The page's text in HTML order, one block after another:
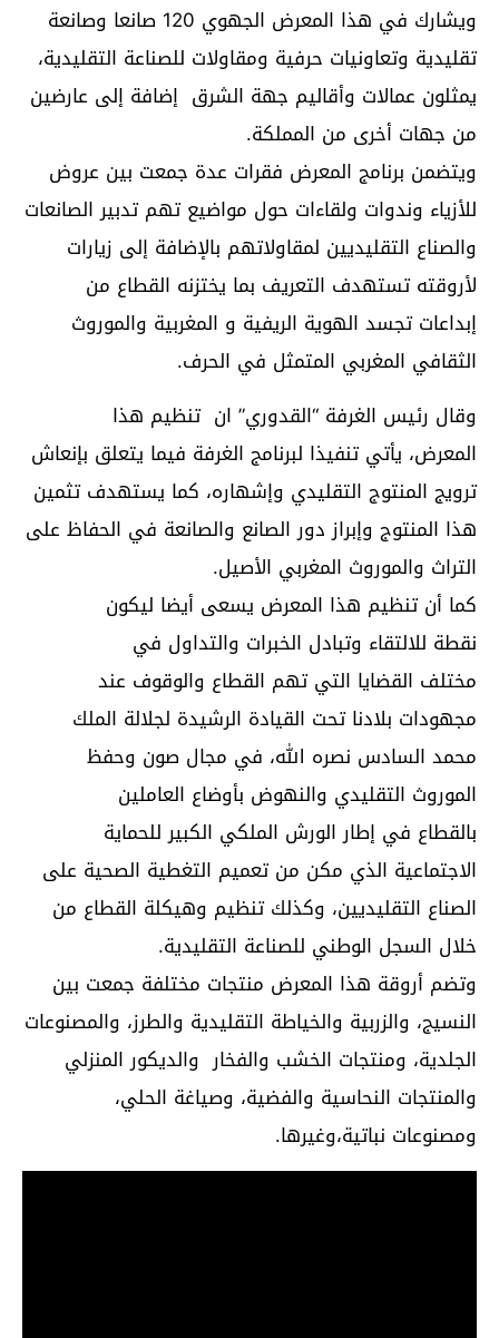
ويشارك في هذا المعرض الجهوي 120 صانعا وصانعة
تقليدية وتعاونيات حرفية ومقاولات للصناعة التقليدية،
يمثلون عمالات وأقاليم جهة الشرق إضافة إلى عارضين
من جهات أخرى من المملكة.
ويتضمن برنامج المعرض فقرات عدة جمعت بين عروض
للأزياء وندوات ولقاءات حول مواضيع تهم تدبير الصانعات
والصناع التقليديين لمقاولاتهم بالإضافة إلى زيارات
لأروقته تستهدف التعريف بما يختزنه القطاع من
إبداعات تجسد الهوية الريفية و المغربية والموروث
الثقافي المغربي المتمثل في الحرف.
وقال رئيس الغرفة “القدوري” ان تنظيم هذا
المعرض، يأتي تنفيذا لبرنامج الغرفة فيما يتعلق بإنعاش
ترويج المنتوج التقليدي وإشهاره، كما يستهدف تثمين
هذا المنتوج وإبراز دور الصانع والصانعة في الحفاظ على
التراث والموروث المغربي الأصيل.
كما أن تنظيم هذا المعرض يسعى أيضا ليكون
نقطة للالتقاء وتبادل الخبرات والتداول في
مختلف القضايا التي تهم القطاع والوقوف عند
مجهودات بلادنا تحت القيادة الرشيدة لجلالة الملك
محمد السادس نصره الله، في مجال صون وحفظ
الموروث التقليدي والنهوض بأوضاع العاملين
بالقطاع في إطار الورش الملكي الكبير للحماية
الاجتماعية الذي مكن من تعميم التغطية الصحية على
الصناع التقليديين، وكذلك تنظيم وهيكلة القطاع من
خلال السجل الوطني للصناعة التقليدية.
وتضم أروقة هذا المعرض منتجات مختلفة جمعت بين
النسيج، والزربية والخياطة التقليدية والطرز، والمصنوعات
الجلدية، ومنتجات الخشب والفخار والديكور المنزلي
والمنتجات النحاسية والفضية، وصياغة الحلي،
ومصنوعات نباتية،وغيرها.